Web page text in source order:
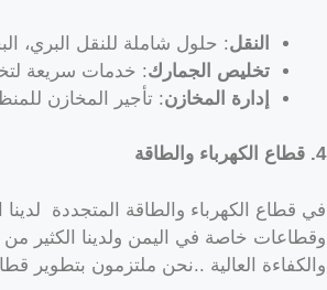
النقل: حلول شاملة للنقل البري،
تخليص الجمارك: خدمات سريعة
إدارة المخازن: تأجير المخازن
4. قطاع الكهرباء والطاقة
في قطاع الكهرباء والطاقة المتجددة
وقطاعات خاصة في اليمن ولدينا الكثير
والكفاءة العالية ..نحن ملتزمون بتطوير